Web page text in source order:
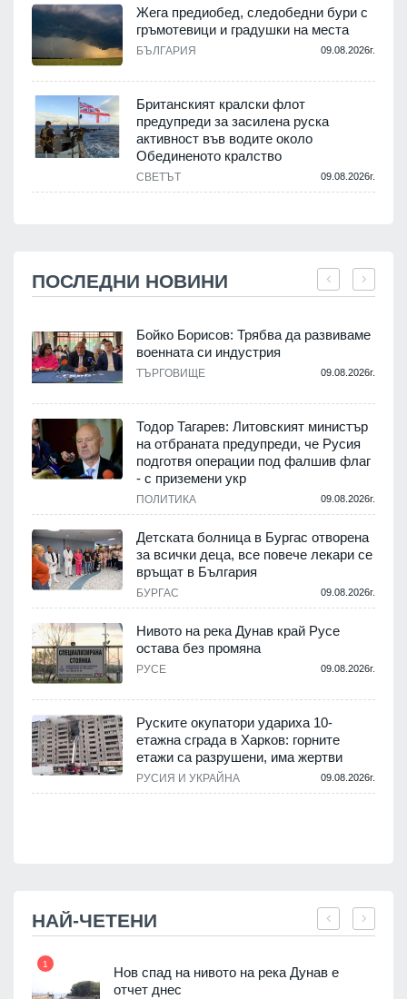
Жега предиобед, следобедни бури с
гръмотевици и градушки на места
БЪЛГАРИЯ 09.08.2026г.
Британският кралски флот
предупреди за засилена руска
активност във водите около
Обединеното кралство
СВЕТЪТ 09.08.2026г.
ПОСЛЕДНИ НОВИНИ
Бойко Борисов: Трябва да развиваме
военната си индустрия
ТЪРГОВИЩЕ 09.08.2026г.
Тодор Тагарев: Литовският министър
на отбраната предупреди, че Русия
подготвя операции под фалшив флаг
- с приземени укр
ПОЛИТИКА 09.08.2026г.
Детската болница в Бургас отворена
за всички деца, все повече лекари се
връщат в България
БУРГАС 09.08.2026г.
Нивото на река Дунав край Русе
остава без промяна
РУСЕ 09.08.2026г.
Руските окупатори удариха 10-
етажна сграда в Харков: горните
етажи са разрушени, има жертви
РУСИЯ И УКРАЙНА 09.08.2026г.
НАЙ-ЧЕТЕНИ
1
Нов спад на нивото на река Дунав е
отчет днес